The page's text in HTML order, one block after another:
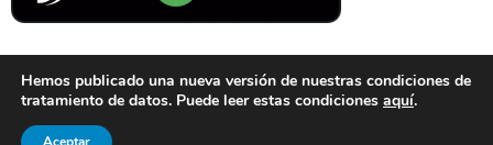
Cookies
Hemos publicado una nueva versión de nuestras condiciones de
tratamiento de datos. Puede leer estas condiciones aquí.